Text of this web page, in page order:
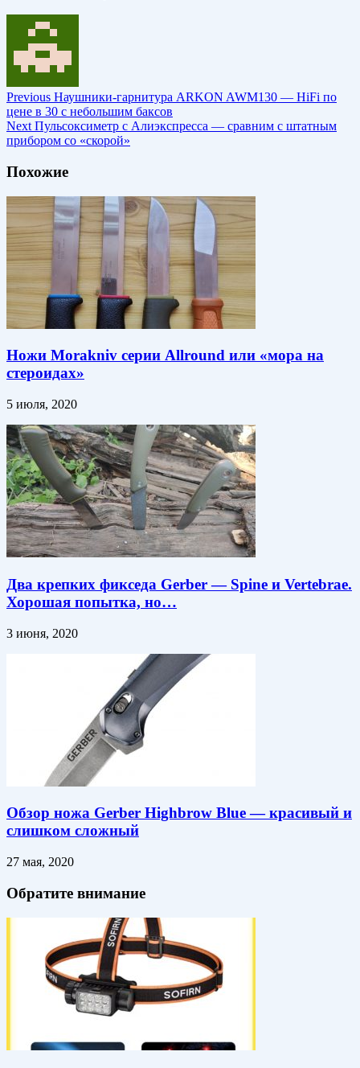
Previous Наушники-гарнитура ARKON AWM130 — HiFi по
цене в 30 с небольшим баксов
Next Пульсоксиметр с Алиэкспресса — сравним с штатным
прибором со «скорой»
Похожие
Ножи Morakniv серии Allround или «мора на
стероидах»
5 июля, 2020
Два крепких фикседа Gerber — Spine и Vertebrae.
Хорошая попытка, но…
3 июня, 2020
Обзор ножа Gerber Highbrow Blue — красивый и
слишком сложный
27 мая, 2020
Обратите внимание